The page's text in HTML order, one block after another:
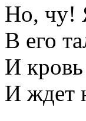
Но, чу!
В его
И
И ждет